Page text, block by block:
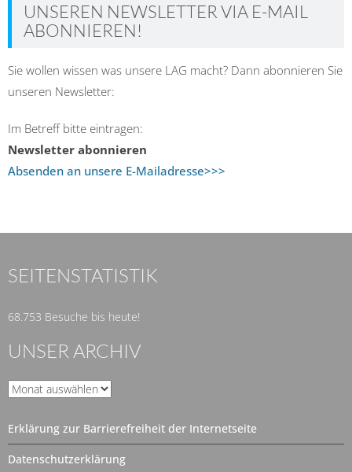
UNSEREN NEWSLETTER VIA E-MAIL
ABONNIEREN!
Sie wollen wissen was unsere LAG macht? Dann abonnieren Sie
unseren Newsletter:
Im Betreff bitte eintragen:
Newsletter abonnieren
Absenden an unsere E-Mailadresse>>>
SEITENSTATISTIK
68.753 Besuche bis heute!
UNSER ARCHIV
Unser
Erklärung zur Barrierefreiheit der Internetseite
Datenschutzerklärung